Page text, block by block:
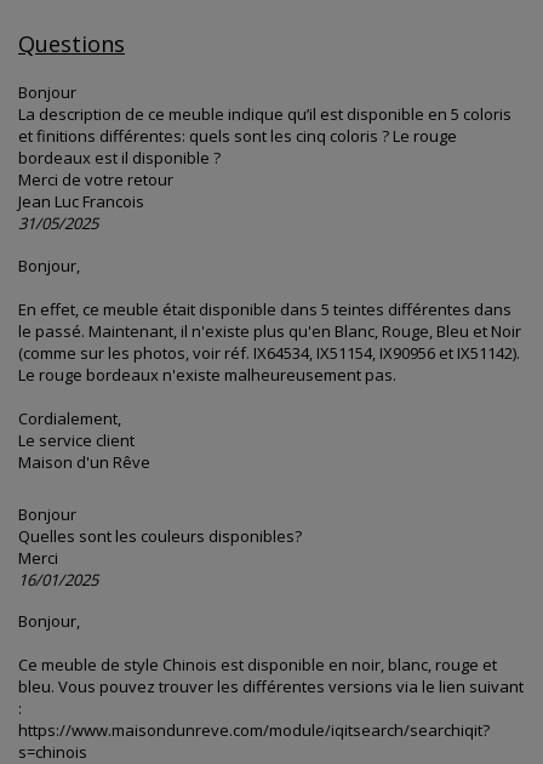
Questions
Bonjour
La description de ce meuble indique qu’il est disponible en 5 coloris
et finitions différentes: quels sont les cinq coloris ? Le rouge
bordeaux est il disponible ?
Merci de votre retour
Jean Luc Francois
31/05/2025
Bonjour,
En effet, ce meuble était disponible dans 5 teintes différentes dans
le passé. Maintenant, il n'existe plus qu'en Blanc, Rouge, Bleu et Noir
(comme sur les photos, voir réf. IX64534, IX51154, IX90956 et IX51142).
Le rouge bordeaux n'existe malheureusement pas.
Cordialement,
Le service client
Maison d'un Rêve
Bonjour
Quelles sont les couleurs disponibles?
Merci
16/01/2025
Bonjour,
Ce meuble de style Chinois est disponible en noir, blanc, rouge et
bleu. Vous pouvez trouver les différentes versions via le lien suivant
:
https://www.maisondunreve.com/module/iqitsearch/searchiqit?
s=chinois